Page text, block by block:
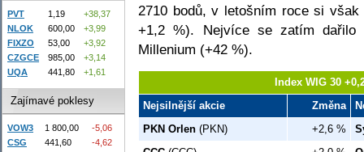
2710 bodů, v letošním roce si
+1,2 %). Nejvíce se zatím dařilo
Millenium (+42 %).
Index WIG 30
Nejsilnější akcie
Změna
PKN Orlen (PKN) +2,6 %
PVT 1,19
+38,37
NLOK
600,00
+3,99
FIXZO
53,00
+3,92
CZGCE
985,00
+3,14
UQA
441,80 +1,61
Zajímavé poklesy
VOW3 1 800,00
-5,06
CSG
441,60
-4,62